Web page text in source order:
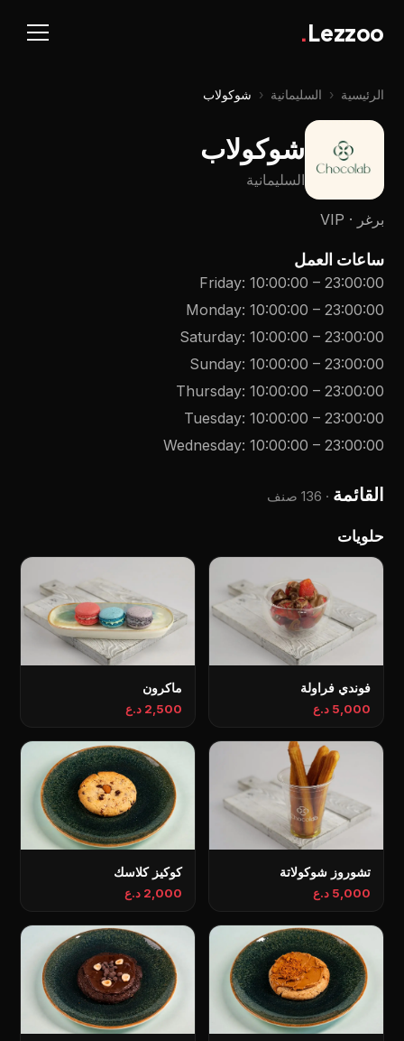
Lezzoo
.
الرئيسية ‹ السليمانية ‹ شوكولاب
شوكولاب
السليمانية
برغر · VIP
ساعات العمل
Friday: 10:00:00 – 23:00:00
Monday: 10:00:00 – 23:00:00
Saturday: 10:00:00 – 23:00:00
Sunday: 10:00:00 – 23:00:00
Thursday: 10:00:00 – 23:00:00
Tuesday: 10:00:00 – 23:00:00
Wednesday: 10:00:00 – 23:00:00
القائمة · 136 صنف
حلويات
فوندي فراولة
5,000 د.ع
ماكرون
2,500 د.ع
تشوروز شوكولاتة
5,000 د.ع
كوكيز كلاسك
2,000 د.ع